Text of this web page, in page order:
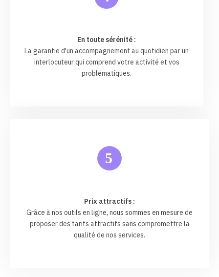
En toute sérénité :
La garantie d'un accompagnement au quotidien par un
interlocuteur qui comprend votre activité et vos
problématiques.
5
Prix attractifs :
Grâce à nos outils en ligne, nous sommes en mesure de
proposer des tarifs attractifs sans compromettre la
qualité de nos services.